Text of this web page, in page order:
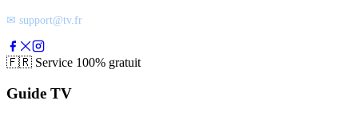
✉ support@tv.fr
🇫🇷 Service 100% gratuit
Guide TV